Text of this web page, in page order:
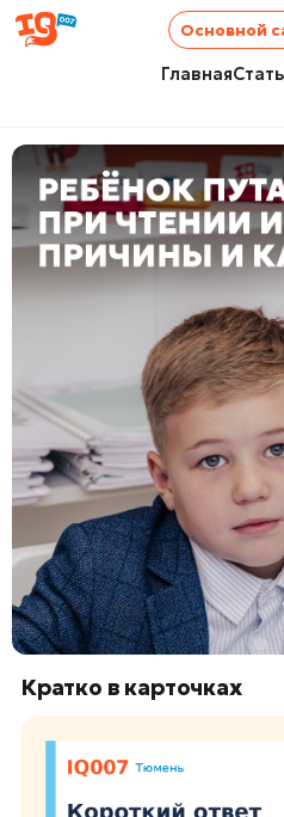
Главная
Основной
Кратко в карточках